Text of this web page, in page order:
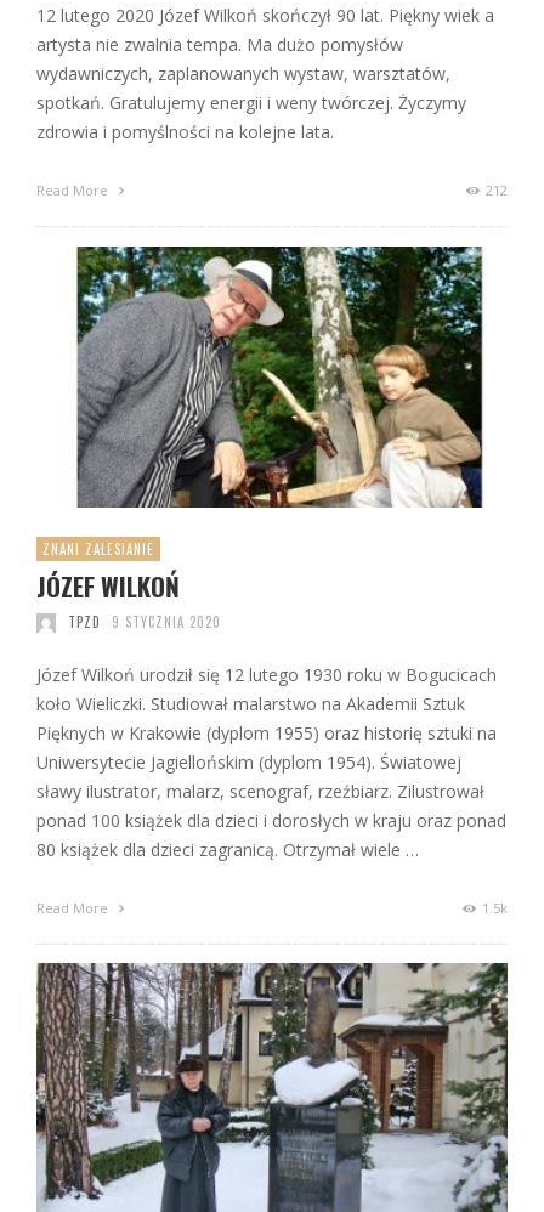
12 lutego 2020 Józef Wilkoń skończył 90 lat. Piękny wiek a
artysta nie zwalnia tempa. Ma dużo pomysłów
wydawniczych, zaplanowanych wystaw, warsztatów,
spotkań. Gratulujemy energii i weny twórczej. Życzymy
zdrowia i pomyślności na kolejne lata.
Read More 212
ZNANI ZALESIANIE
JÓZEF WILKOŃ
TPZD 9 STYCZNIA 2020
Józef Wilkoń urodził się 12 lutego 1930 roku w Bogucicach
koło Wieliczki. Studiował malarstwo na Akademii Sztuk
Pięknych w Krakowie (dyplom 1955) oraz historię sztuki na
Uniwersytecie Jagiellońskim (dyplom 1954). Światowej
sławy ilustrator, malarz, scenograf, rzeźbiarz. Zilustrował
ponad 100 książek dla dzieci i dorosłych w kraju oraz ponad
80 książek dla dzieci zagranicą. Otrzymał wiele …
Read More 1.5k